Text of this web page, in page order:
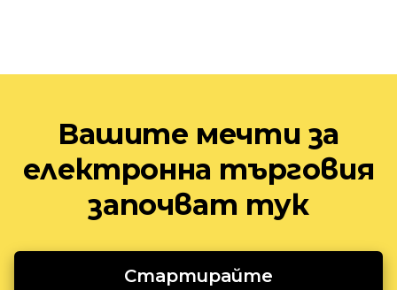
Вашите мечти за
електронна търговия
започват тук
Стартирайте